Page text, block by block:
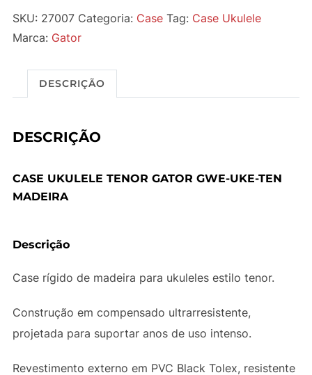
SKU: 27007 Categoria: Case Tag: Case Ukulele
Marca: Gator
DESCRIÇÃO
DESCRIÇÃO
CASE UKULELE TENOR GATOR GWE-UKE-TEN
MADEIRA
Descrição
Case rígido de madeira para ukuleles estilo tenor.
Construção em compensado ultrarresistente,
projetada para suportar anos de uso intenso.
Revestimento externo em PVC Black Tolex, resistente